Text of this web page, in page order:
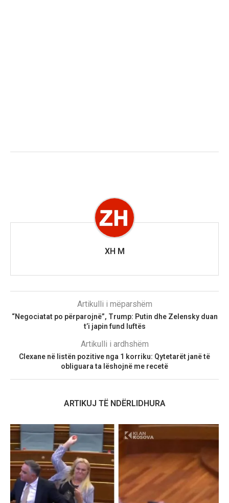
XH M
Artikulli i mëparshëm
“Negociatat po përparojnë”, Trump: Putin dhe Zelensky duan
t’i japin fund luftës
Artikulli i ardhshëm
Clexane në listën pozitive nga 1 korriku: Qytetarët janë të
obliguara ta lëshojnë me recetë
ARTIKUJ TË NDËRLIDHURA